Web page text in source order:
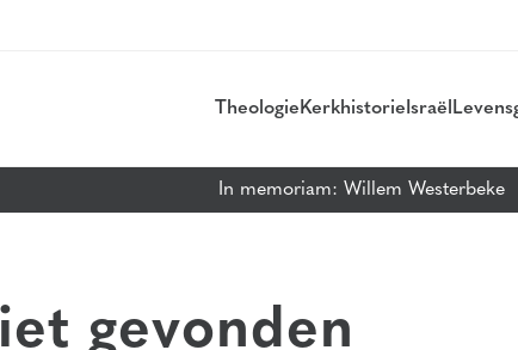
Theologie Kerkhistorie Israël
In memoriam: Willem Westerbeke
gevonden